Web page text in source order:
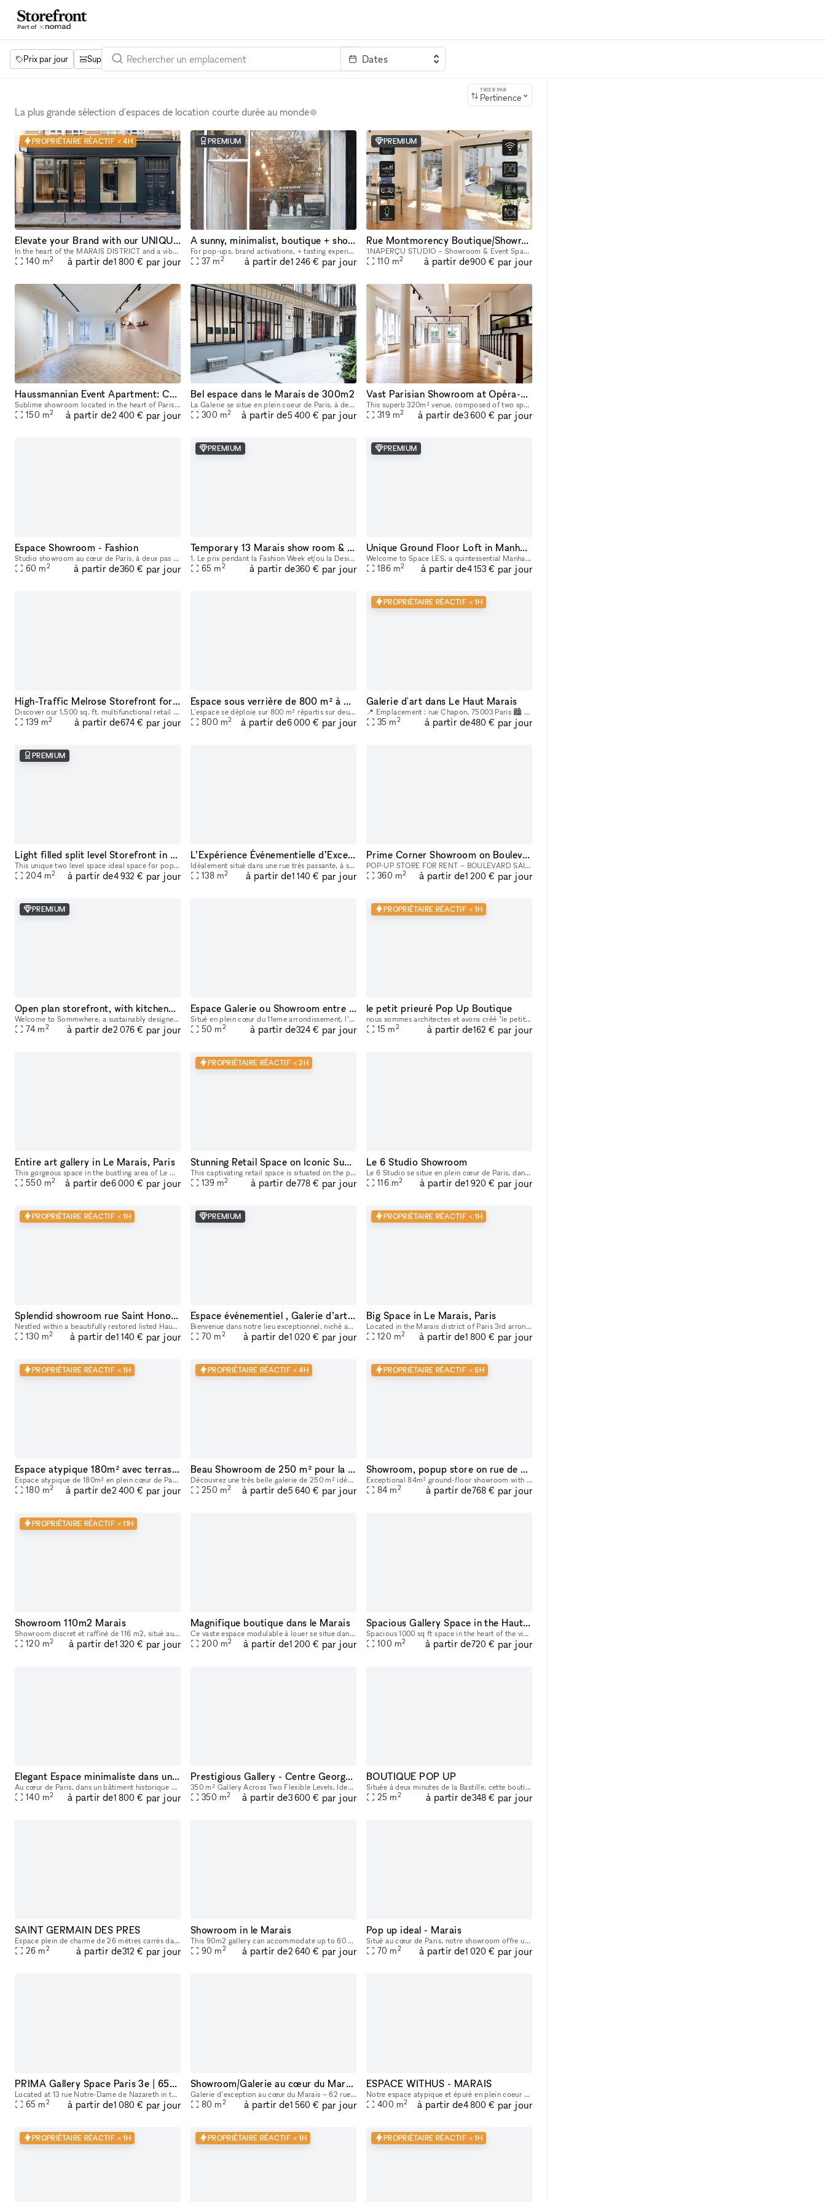
Dates
Prix par jour Superficie Projets Équipements
TRIER PAR
Pertinence
La plus grande sélection d'espaces de location courte durée au monde
PROPRIÉTAIRE RÉACTIF < 4H
Elevate your Brand with our UNIQUE POP UP SPACE in PARIS Marais
In the heart of the MARAIS DISTRICT and a vibrant neighborhood, our space provides you with an outstanding FRONTAGE, VOLUME and ARCHITECTURE. The location is very interesting as it is on a real sho
140 m2 à partir de1 800 € par jour
PREMIUM
A sunny, minimalist, boutique + showroom in the heart of the Lower East Side, Manhattan
For pop-ups, brand activations, + tasting experiences. If you're a brand that is looking to showcase your products, we have the perfect place for you. Our sustainably designed 'pop up space' is ide
37 m2 à partir de1 246 € par jour
PREMIUM
Rue Montmorency Boutique/Showroom
'INAPERÇU STUDIO – Showroom & Event Space in the Heart of Le Marais Located in the heart of Le Marais, one of Paris's most vibrant and sought-after neighborhoods, L'INAPERÇU STUDIO is a versatile ve
110 m2 à partir de900 € par jour
Haussmannian Event Apartment: Corporate Seminars, Conferences, Showrooms...
Sublime showroom located in the heart of Paris, near the Montorgueil and Marais districts. Imbued with typical Parisian charm, the showroom offers an incomparable showcase. You can rent it to highlig
150 m2 à partir de2 400 € par jour
Bel espace dans le Marais de 300m2
La Galerie se situe en plein coeur de Paris, à deux pas du Centre Pompidou et de la rue des Archives. Cet espace de 300m2 a été entièrement rénové en 2022 afin d’acceuillir un nouvel espace d’exposit
300 m2 à partir de5 400 € par jour
Vast Parisian Showroom at Opéra-Bourse
This superb 320m² venue, composed of two spaces—a 220m² area on the first floor and a 100m² room on the ground floor—is available for short-term rental to host your Showrooms, Pop-Up Stores, Temporar
319 m2 à partir de3 600 € par jour
Espace Showroom - Fashion
Studio showroom au cœur de Paris, à deux pas du Marais, situé au 17 rue de Nice. Cet espace au charme typiquement parisien est idéal pour les showrooms, présentations de collections, pop-ups et événe
60 m2 à partir de360 € par jour
PREMIUM
Temporary 13 Marais show room & pop up
1. Le prix pendant la Fashion Week et/ou la Design Week est de 1875 € par jour et 11 250 € par semaine. Profitez de notre espace polyvalent idéal pour les showrooms de mode, les produits de luxe, les
65 m2 à partir de360 € par jour
PREMIUM
Unique Ground Floor Loft in Manhattan
Welcome to Space LES, a quintessential Manhattan ground floor loft in the trendy Lower East Side! It features 2,000 sq. ft. of usable space with a comfortable capacity of 125 people, 11 ft ceiling, a
186 m2 à partir de4 153 € par jour
High-Traffic Melrose Storefront for Pop-Ups & Brand Activations
Discover our 1,500 sq. ft. multifunctional retail and activation space located on iconic Melrose and Fairfax, a well-known celebrity and cultural hotspot in Los Angeles. Surrounded by luxury brands
139 m2 à partir de674 € par jour
Espace sous verrière de 800 m² à Bastille
L'espace se déploie sur 800 m² répartis sur deux niveaux dont un espace central sous une verrière de 465 m² avec un patio extérieur de 30 m². Vous trouverez en pièce jointe une présentation détaillée
800 m2 à partir de6 000 € par jour
PROPRIÉTAIRE RÉACTIF < 1H
Galerie d'art dans Le Haut Marais
📍 Emplacement : rue Chapon, 75003 Paris 🏙 Emplacement stratégique : Situé dans le cœur du Marais, à proximité de nombreux lieux culturels et artistiques. Un espace créatif indépendant, situé au cœur
35 m2 à partir de480 € par jour
PREMIUM
Light filled split level Storefront in the heart of Manhattan (with high ceilings and multiple rooms)
This unique two level space ideal space for pop-ups, dining experiences, galleries, panel conversations, fashion presentations, showrooms and more. With a total ceiling height of 26' the two story s
204 m2 à partir de4 932 € par jour
L’Expérience Événementielle d’Exception au Cœur de Bastille
Idéalement situé dans une rue très passante, à seulement une minute du métro, cet espace offre un emplacement stratégique au cœur d’un quartier dynamique et recherché. La boutique de 90 m² bénéficie
138 m2 à partir de1 140 € par jour
Prime Corner Showroom on Boulevard Saint-Michel
POP-UP STORE FOR RENT – BOULEVARD SAINT-MICHEL, PARIS 5TH Position your brand in the heart of one of the busiest and most iconic locations on Paris’s Left Bank. This retail space enjoys a prime loc
360 m2 à partir de1 200 € par jour
PREMIUM
Open plan storefront, with kitchenette + spa like wetroom. A unique NY showroom.
Welcome to Sommwhere, a sustainably designed pop-up space in the heart of the Lower East Side. Transport yourself and guests to this stylish, minimalist space conveniently located on Ludlow between H
74 m2 à partir de2 076 € par jour
Espace Galerie ou Showroom entre Bastille et République
Situé en plein cœur du 11eme arrondissement, l’espace se trouve dans le quartier saint Ambroise à la lisière du marais (boulevard Beaumarchais) et du quartier Rue saint Maur (espace des lumières et s
50 m2 à partir de324 € par jour
PROPRIÉTAIRE RÉACTIF < 1H
le petit prieuré Pop Up Boutique
nous sommes architectes et avons créé "le petit prieure" pour offrir un espace aménagé et modulable pour tous les créateurs qui souhaitent présenter leur travaux ( designers, artistes, céramistes, ph
15 m2 à partir de162 € par jour
Entire art gallery in Le Marais, Paris
This gorgeous space in the bustling area of Le Marais, is perfect for brands looking to host a Showroom or Private Sale. Boasting a private entrance that creates a well-lit ambiance. With a trendy m
550 m2 à partir de6 000 € par jour
PROPRIÉTAIRE RÉACTIF < 2H
Stunning Retail Space on Iconic Sunset Boulevard
This captivating retail space is situated on the prestigious Sunset Boulevard, offering unparalleled visibility and exposure to a high-end clientele. Recently Renovated & Designed for Impact: Moder
139 m2 à partir de778 € par jour
Le 6 Studio Showroom
Le 6 Studio se situe en plein cœur de Paris, dans le Sentier. - STUDIO PHOTO & VIDÉO 2 PLATEAUX dont 1 CYCLO - ESPACE DE LOCATION POUR SHOWROOMS / EXPOSITIONS / CASTINGS
116 m2 à partir de1 920 € par jour
PROPRIÉTAIRE RÉACTIF < 1H
Splendid showroom rue Saint Honoré - Place Vendôme, in the heart of Paris fashion & culture district.
Nestled within a beautifully restored listed Haussmann building at 229 Rue Saint-Honoré, between Place Vendôme, the Tuileries Gardens and the Louvre, 229LAB offers one of Paris' most prestigious addr
130 m2 à partir de1 140 € par jour
PREMIUM
Espace événementiel , Galerie d’art / show room au cœur de Paris
Bienvenue dans notre lieu exceptionnel, niché au sein de l'ancien guichet de la Banque Française, un monument historique inscrit au patrimoine. Cet espace polyvalent offre une variété d'options pour
70 m2 à partir de1 020 € par jour
PROPRIÉTAIRE RÉACTIF < 1H
Big Space in Le Marais, Paris
Located in the Marais district of Paris 3rd arrondissement. Large space available for rent for showrooms, fashion events, art galleries, etc.
120 m2 à partir de1 800 € par jour
PROPRIÉTAIRE RÉACTIF < 1H
Espace atypique 180m² avec terrasse — Bar Marais / République — Showroom, shooting, pop-up restaurant, défilé
Espace atypique de 180m² en plein cœur de Paris (3e arrondissement), à deux pas des métros République et Temple. Ce bar à cocktails centenaire fondé en 1923 offre un cadre unique et scénographiable p
180 m2 à partir de2 400 € par jour
PROPRIÉTAIRE RÉACTIF < 4H
Beau Showroom de 250 m² pour la fashion week
Découvrez une très belle galerie de 250 m² idéalement situé au cœur du Marais à Paris. Parfait pour les showrooms, cette location offre des caractéristiques uniques telles que de hauts plafonds, des
250 m2 à partir de5 640 € par jour
PROPRIÉTAIRE RÉACTIF < 6H
Showroom, popup store on rue de Turenne
Exceptional 84m² ground-floor showroom with a sleek design, located in the heart of the Marais, Paris’ historic and fashion-centric district. Its prime location and flexible layout make it ideal for
84 m2 à partir de768 € par jour
PROPRIÉTAIRE RÉACTIF < 11H
Showroom 110m2 Marais
Showroom discret et raffiné de 116 m2, situé au 147 rue du Temple – 75003 PARIS, en fond de cour. Dans un pur style industriel avec ses murs blancs et son sol en béton, il bénéficie d’une lumière du
120 m2 à partir de1 320 € par jour
Magnifique boutique dans le Marais
Ce vaste espace modulable à louer se situe dans le quartier du Haut Marais, centre de gravité des touristes et parisiens les plus branchés. Les boutiques y sont pointues, les bars et restaurants, con
200 m2 à partir de1 200 € par jour
Spacious Gallery Space in the Haut Marais
Spacious 1000 sq ft space in the heart of the vibrant Haut Marais. Bright, grand, street-level space featuring two very large floor-to-ceiling windows that open directly onto the street, offering str
100 m2 à partir de720 € par jour
Elegant Espace minimaliste dans un Bâtiment Historique, Palais-Royal/ Louvre
Au cœur de Paris, dans un bâtiment historique du 17ème siècle avec de hauts plafonds et une luminosité naturelle. Située en plein centre-ville, ce lieu est parfait pour des événements éphémères ou de
140 m2 à partir de1 800 € par jour
Prestigious Gallery - Centre Georges Pompidou
350 m² Gallery Across Two Flexible Levels, Ideally Located Facing the Centre Georges Pompidou, in the Dynamic Marais/Châtelet District This exceptional space offers a modern, versatile environment,
350 m2 à partir de3 600 € par jour
BOUTIQUE POP UP
Située à deux minutes de la Bastille, cette boutique pop-up lumineuse et élégante offre une belle vitrine, une grande hauteur sous plafond et un agencement idéal pour tous vos projets : showroom, exp
25 m2 à partir de348 € par jour
SAINT GERMAIN DES PRES
Espace plein de charme de 26 mètres carrés dans le quartier très prisé de saint germain de prés. Dans une rue très commerçante, on peut y apercevoir le carré saint germain, idéal pour y accueillir sa
26 m2 à partir de312 € par jour
Showroom in le Marais
This 90m2 gallery can accommodate up to 60 people, with a 40m2 storage room in the basement. Bright, with a clean, modern style and ample hanging space, this gallery is ideal for art exhibitions, sh
90 m2 à partir de2 640 € par jour
Pop up ideal - Marais
Situé au cœur de Paris, notre showroom offre un cadre lumineux et raffiné, avec une belle hauteur sous plafond et une atmosphère idéale pour accueillir des marques, des collections et des événements
70 m2 à partir de1 020 € par jour
PRIMA Gallery Space Paris 3e | 65m² Minimal White Cube in Haut-Marais
Located at 13 rue Notre-Dame de Nazareth in the heart of the Haut-Marais, PRIMA is a 65 m² contemporary gallery space designed for exhibitions, pop-ups, showrooms, fashion presentations, castings, ev
65 m2 à partir de1 080 € par jour
Showroom/Galerie au cœur du Marais
Galerie d’exception au cœur du Marais – 62 rue de Turenne Idéalement située sur l’une des artères les plus recherchées du Marais, entre la Place des Vosges et la rue de Bretagne, la galerie bénéficie
80 m2 à partir de1 560 € par jour
ESPACE WITHUS - MARAIS
Notre espace atypique et épuré en plein coeur du marais (situé entre l'Hotel de Ville et la rue des Archives), vous accueil pour vos projets en tout genre : Shooting/tournage , défilé , showroom , pr
400 m2 à partir de4 800 € par jour
PROPRIÉTAIRE RÉACTIF < 1H PROPRIÉTAIRE RÉACTIF < 1H PROPRIÉTAIRE RÉACTIF < 1H